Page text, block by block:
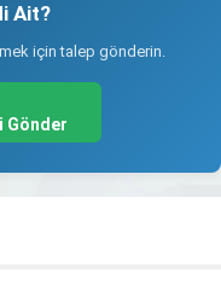
Ait?
için talep gönderin.
Gönder